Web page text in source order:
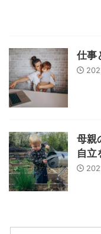
仕事
母親
自立